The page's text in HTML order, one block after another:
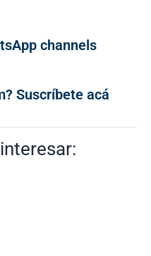
channels
Suscríbete acá